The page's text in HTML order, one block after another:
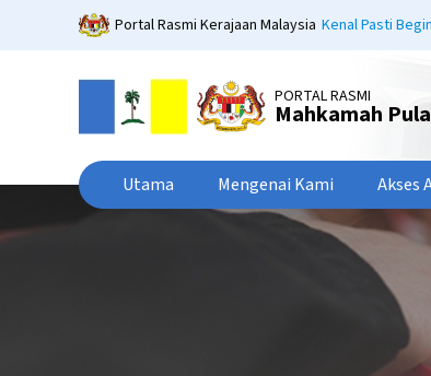
Portal Rasmi Kerajaan Malaysia Kenal Pasti
PORTAL RASMI
Mahkamah
Utama Mengenai Kami Akses